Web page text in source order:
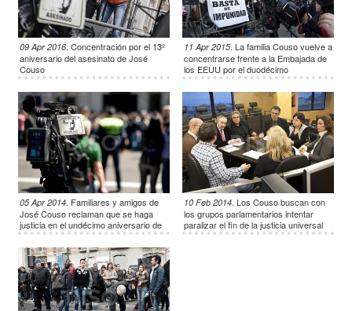
09 Apr 2016. Concentración por el 13º
aniversario del asesinato de José
Couso
11 Apr 2015. La familia Couso vuelve a
concentrarse frente a la Embajada de
los EEUU por el duodécimo
aniversario de la muerte de José
05 Apr 2014. Familiares y amigos de
José Couso reclaman que se haga
justicia en el undécimo aniversario de
su muerte
10 Feb 2014. Los Couso buscan con
los grupos parlamentarios intentar
paralizar el fin de la justicia universal